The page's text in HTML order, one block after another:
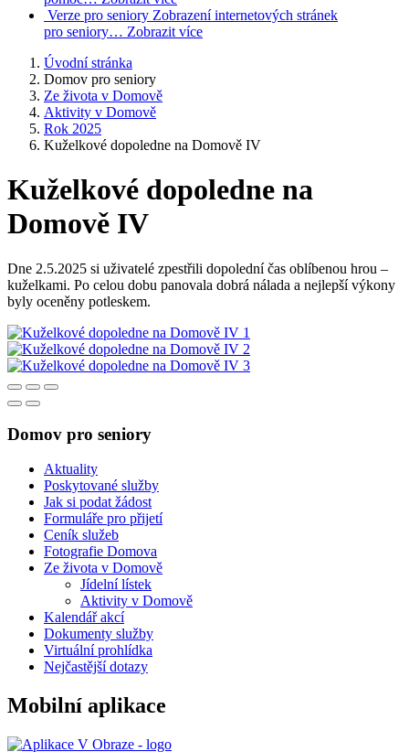
Verze pro seniory Zobrazení internetových stránek
pro seniory… Zobrazit více
Úvodní stránka
Domov pro seniory
Ze života v Domově
Aktivity v Domově
Rok 2025
Kuželkové dopoledne na Domově IV
Kuželkové dopoledne na
Domově IV
Dne 2.5.2025 si uživatelé zpestřili dopolední čas oblíbenou hrou –
kuželkami. Po celou dobu panovala dobrá nálada a nejlepší výkony
byly oceněny potleskem.
Domov pro seniory
Aktuality
Poskytované služby
Jak si podat žádost
Formuláře pro přijetí
Ceník služeb
Fotografie Domova
Ze života v Domově
Jídelní lístek
Aktivity v Domově
Kalendář akcí
Dokumenty služby
Virtuální prohlídka
Nejčastější dotazy
Mobilní aplikace